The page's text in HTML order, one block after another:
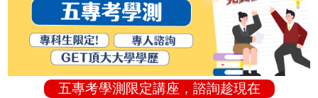
五專考學測限定講座，諮詢趁現在